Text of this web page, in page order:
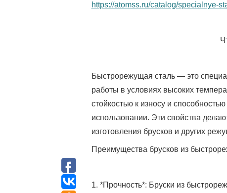
https://atomss.ru/catalog/specialnye-
Быстрорежущая сталь — это
работы в условиях высоких
стойкостью к износу и
использовании. Эти свойства
изготовления брусков и других
Преимущества брусков из
1. *Прочность*: Бруски из